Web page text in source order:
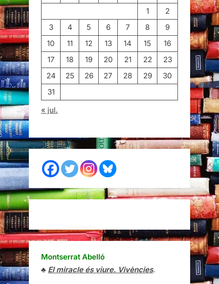
1
2
3
4 5 6 7 8
9
10
11 12 13 14 15
16
17
18 19 20 21 22
23
24
25 26 27 28 29
30
31
« jul.
Montserrat Abelló
♣ El miracle és viure. Vivències.